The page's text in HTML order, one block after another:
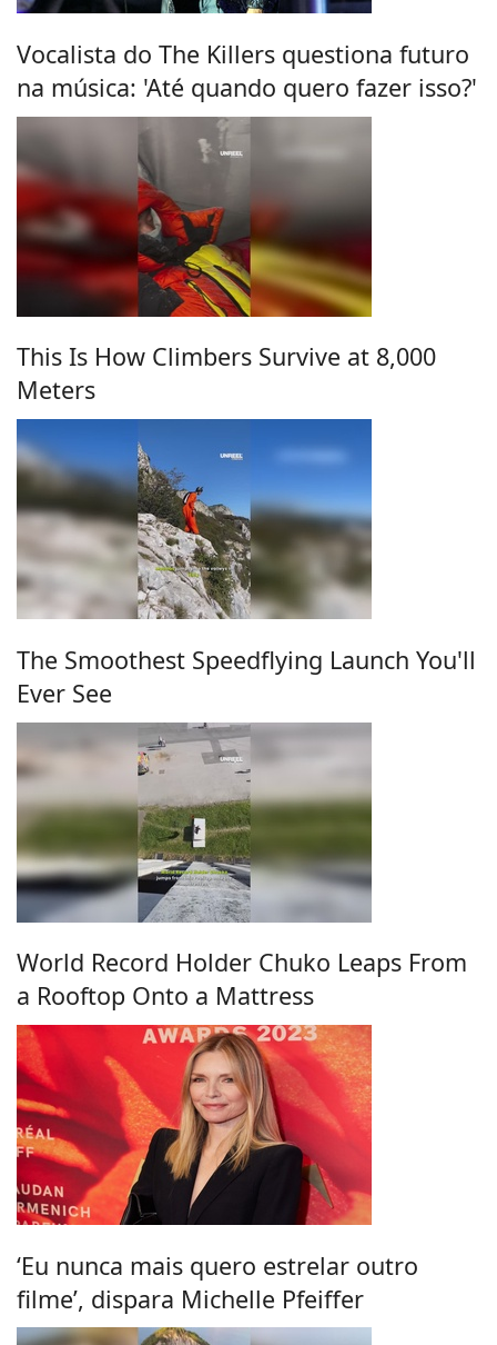
Vocalista do The Killers questiona futuro
na música: 'Até quando quero fazer isso?'
This Is How Climbers Survive at 8,000
Meters
The Smoothest Speedflying Launch You'll
Ever See
World Record Holder Chuko Leaps From
a Rooftop Onto a Mattress
‘Eu nunca mais quero estrelar outro
filme’, dispara Michelle Pfeiffer